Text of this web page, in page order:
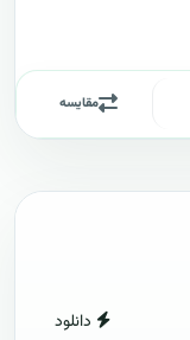
مقایسه
دانلود